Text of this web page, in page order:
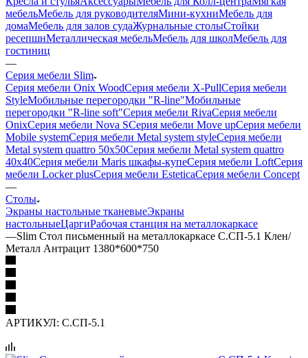
мебельМебель для руководителяМини-кухниМебель для
домаМебель для залов судаЖурнальные столыСтойки
ресепшнМеталлическая мебельМебель для школМебель для
гостиниц
—
Серия мебели Slim
Серия мебели Onix WoodСерия мебели X-PullСерия мебели
StyleМобильные перегородки "R-line"Мобильные
перегородки "R-line soft"Серия мебели RivaСерия мебели
OnixСерия мебели Nova SСерия мебели Move upСерия мебели
Mobile systemСерия мебели Metal system styleСерия мебели
Metal system quattro 50x50Серия мебели Metal system quattro
40x40Серия мебели Maris шкафы-купеСерия мебели LoftСерия
мебели Locker plusСерия мебели EsteticaСерия мебели Concept
—
Столы
Экраны настольные тканевыеЭкраны
настольныеЦаргиРабочая станция на металлокаркасе
—Slim Стол письменный на металлокаркасе С.СП-5.1 Клен/
Металл Антрацит 1380*600*750
АРТИКУЛ: С.СП-5.1